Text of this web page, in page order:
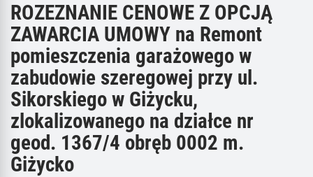
ROZEZNANIE CENOWE Z OPCJĄ
ZAWARCIA UMOWY na Remont
pomieszczenia garażowego w
zabudowie szeregowej przy ul.
Sikorskiego w Giżycku,
zlokalizowanego na działce nr
geod. 1367/4 obręb 0002 m.
Giżycko